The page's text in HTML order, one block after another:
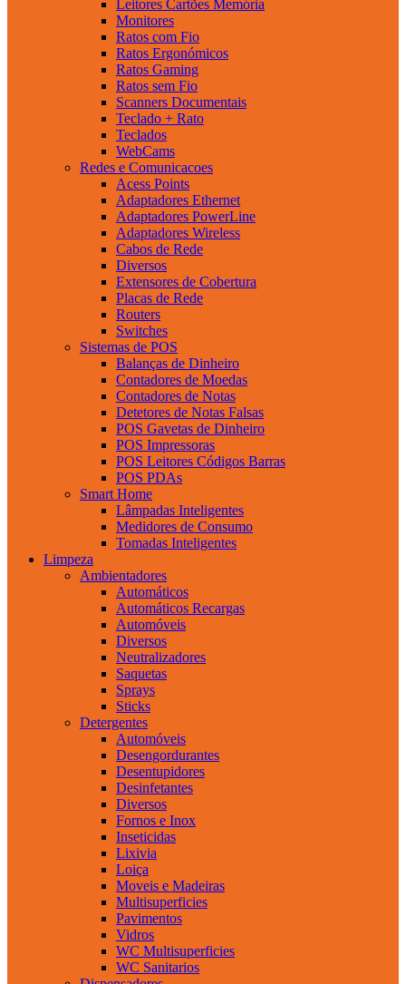
Leitores Cartões Memória
Monitores
Ratos com Fio
Ratos Ergonómicos
Ratos Gaming
Ratos sem Fio
Scanners Documentais
Teclado + Rato
Teclados
WebCams
Redes e Comunicacoes
Acess Points
Adaptadores Ethernet
Adaptadores PowerLine
Adaptadores Wireless
Cabos de Rede
Diversos
Extensores de Cobertura
Placas de Rede
Routers
Switches
Sistemas de POS
Balanças de Dinheiro
Contadores de Moedas
Contadores de Notas
Detetores de Notas Falsas
POS Gavetas de Dinheiro
POS Impressoras
POS Leitores Códigos Barras
POS PDAs
Smart Home
Lâmpadas Inteligentes
Medidores de Consumo
Tomadas Inteligentes
Limpeza
Ambientadores
Automáticos
Automáticos Recargas
Automóveis
Diversos
Neutralizadores
Saquetas
Sprays
Sticks
Detergentes
Automóveis
Desengordurantes
Desentupidores
Desinfetantes
Diversos
Fornos e Inox
Inseticidas
Lixivia
Loiça
Moveis e Madeiras
Multisuperficies
Pavimentos
Vidros
WC Multisuperficies
WC Sanitarios